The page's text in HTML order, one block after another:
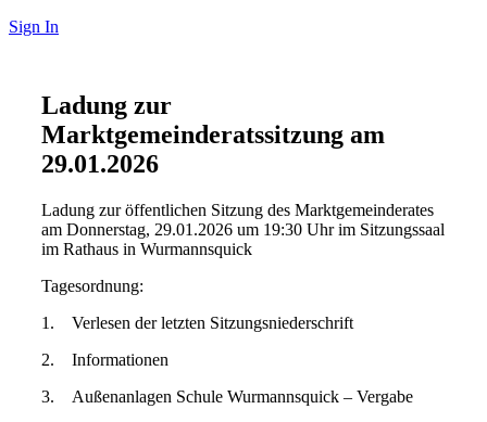
Sign In
Ladung zur
Marktgemeinderatssitzung am
29.01.2026
Ladung zur öffentlichen Sitzung des Marktgemeinderates
am Donnerstag, 29.01.2026 um 19:30 Uhr im Sitzungssaal
im Rathaus in Wurmannsquick
Tagesordnung:
1. Verlesen der letzten Sitzungsniederschrift
2. Informationen
3. Außenanlagen Schule Wurmannsquick – Vergabe